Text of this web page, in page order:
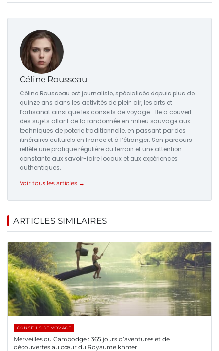
Céline Rousseau
Céline Rousseau est journaliste, spécialisée depuis plus de
quinze ans dans les activités de plein air, les arts et
l’artisanat ainsi que les conseils de voyage. Elle a couvert
des sujets allant de la randonnée en milieu sauvage aux
techniques de poterie traditionnelle, en passant par des
itinéraires culturels en France et à l’étranger. Son parcours
reflète une pratique régulière du terrain et une attention
constante aux savoir-faire locaux et aux expériences
authentiques.
Voir tous les articles →
ARTICLES SIMILAIRES
CONSEILS DE VOYAGE
Merveilles du Cambodge : 365 jours d’aventures et de
découvertes au cœur du Royaume khmer